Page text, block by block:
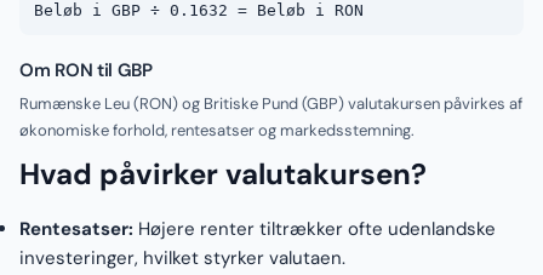
Beløb i GBP ÷ 0.1632 = Beløb i RON
Om RON til GBP
Rumænske Leu (RON) og Britiske Pund (GBP) valutakursen påvirkes af
økonomiske forhold, rentesatser og markedsstemning.
Hvad påvirker valutakursen?
Rentesatser: Højere renter tiltrækker ofte udenlandske
investeringer, hvilket styrker valutaen.